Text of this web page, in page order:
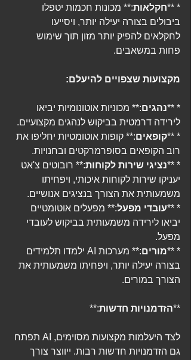
* **חקלאות:** מכונות חכמות יטפלו
ביבולים בצורה יעילה יותר, ויסייעו
לחקלאים להפיק יותר מזון תוך שימוש
פחות במשאבים.
מקצועות שצפויים להיעלם:
* **נהגים:** מכוניות אוטונומיות יביאו
לירידה דרמטית בביקוש לנהגים מקצועיים.
* **קופאים:** קופות אוטומטיות יחליפו את
רוב הקופאים בסופרמרקטים ובחנויות.
* **נציגי שירות לקוחות:** רובוטים צ'אט
יעניקו שירות לקוחות איכותי, ויפחיתו
משמעותית את הצורך בנציגים אנושיים.
* **עובדי מפעל:** מפעלים אוטומטיים
יביאו לירידה משמעותית בביקוש לעובדי
מפעל.
* **מורים
:** מערכות AI ילמדו תלמידים
בצורה יעילה יותר, ויפחיתו משמעותית את
הצורך במורים.
**הזדמנויות חדשות:**
לצד היעלמות מקצועות מסוימים, AI תפתח
גם הזדמנויות חדשות רבות. ייווצר צורך